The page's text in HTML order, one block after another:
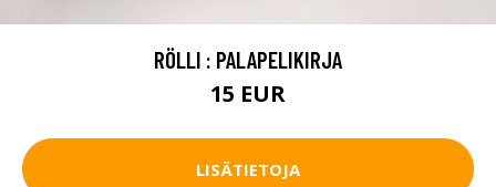
RÖLLI : PALAPELIKIRJA
15 EUR
LISÄTIETOJA